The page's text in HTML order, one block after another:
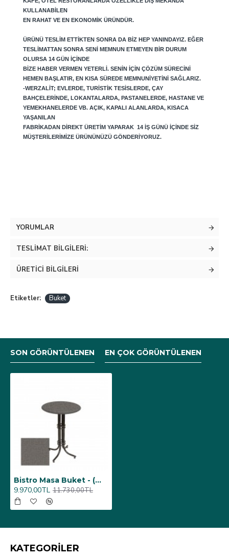
KULLANABILEN
EN RAHAT VE EN EKONOMIK ÜRÜNDÜR.
ÜRÜNÜ TESLIM ETTIKTEN SONRA DA BIZ HEP YANINDAYIZ. EĞER
TESLIMATTAN SONRA SENI MEMNUN ETMEYEN BIR DURUM
OLURSA 14 GÜN IÇINDE
BIZE HABER VERMEN YETERLI. SENIN IÇIN ÇÖZÜM SÜRECINI
HEMEN BAŞLATIR, EN KISA SÜREDE MEMNUNIYETINI SAĞLARIZ.
-WERZALIT; EVLERDE, TURISTIK TESISLERDE, ÇAY
BAHÇELERINDE, LOKANTALARDA, PASTANELERDE, HASTANE VE
YEMEKHANELERDE VB. AÇIK, KAPALI ALANLARDA, KISACA
YAŞANILAN
FABRIKADAN DIREKT ÜRETIM YAPARAK 14 IŞ GÜNÜ IÇINDE SIZ
MÜŞTERILERIMIZE ÜRÜNÜNÜZÜ GÖNDERIYORUZ.
YORUMLAR
TESLIMAT BILGILERI:
ÜRETICI BILGILERI
Etiketler: Buket
SON GÖRÜNTÜLENEN EN ÇOK GÖRÜNTÜLENEN
Bistro Masa Buket - (Werzalit, Wermodin ve Allzalit Tabla 60 cm çap) - Twister
9.970,00TL 11.730,00TL
KATEGORİLER